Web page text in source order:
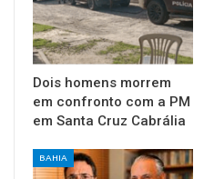
Dois homens morrem
em confronto com a PM
em Santa Cruz Cabrália
BAHIA